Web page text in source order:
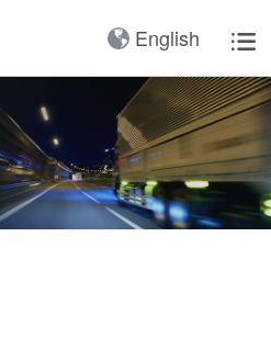

English